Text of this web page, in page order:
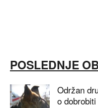
POSLEDNJE
Održan
o